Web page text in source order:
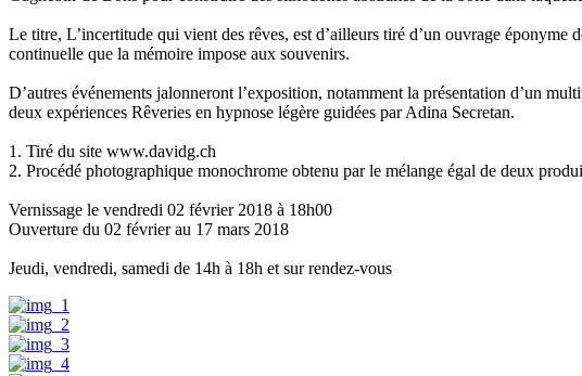
Le titre, L’incertitude qui vient des rêves, est d’ailleurs tiré d’un ouvrage
continuelle que la mémoire impose aux souvenirs.
D’autres événements jalonneront l’exposition, notamment la présentation d’un
deux expériences Rêveries en hypnose légère guidées par Adina Secretan.
1. Tiré du site www.davidg.ch
2. Procédé photographique monochrome obtenu par le mélange égal de deux
Vernissage le vendredi 02 février 2018 à 18h00
Ouverture du 02 février au 17 mars 2018
Jeudi, vendredi, samedi de 14h à 18h et sur rendez-vous